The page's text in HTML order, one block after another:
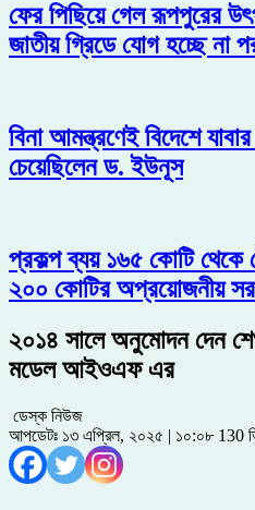
ফের পিছিয়ে গেল রূপপুরের
জাতীয় গ্রিডে যোগ হচ্ছে না
বিনা আমন্ত্রণেই বিদেশে
চেয়েছিলেন ড. ইউনূস
প্রকল্প ব্যয় ১৬৫ কোটি
২০০ কোটির অপ্রয়োজনীয়
২০১৪ সালে অনুমোদন দেন
মডেল আইওএফ এর
ডেস্ক নিউজ
আপডেটঃ ১৩ এপ্রিল, ২০২৫ | ১০:০৮ 130